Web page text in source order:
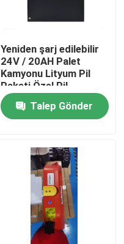
Yeniden şarj edilebilir
24V / 20AH Palet
Kamyonu Lityum Pil
Paketi Özel Pil
Talep Gönder